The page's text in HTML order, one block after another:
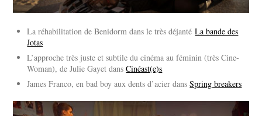
La réhabilitation de Benidorm dans le très déjantéLa bande des
Jotas
L’approche très juste et subtile du cinéma au féminin (très Cine-
Woman), de Julie Gayet dansCinéast(e)s
James Franco, en bad boy aux dents d’acier dansSpring breakers